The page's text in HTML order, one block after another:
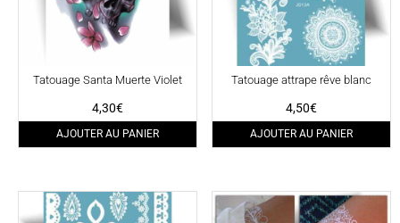
Tatouage Santa Muerte Violet
4,30€
AJOUTER AU PANIER
Tatouage attrape rêve blanc
4,50€
AJOUTER AU PANIER